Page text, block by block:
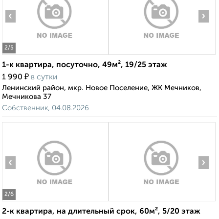
2/5
‹ ›
1-к квартира, посуточно, 49м², 19/25 этаж
1 990 ₽ в сутки
Ленинский район, мкр. Новое Поселение, ЖК Мечников,
Мечникова 37
Собственник, 04.08.2026
2/6
‹ ›
2-к квартира, на длительный срок, 60м², 5/20 этаж